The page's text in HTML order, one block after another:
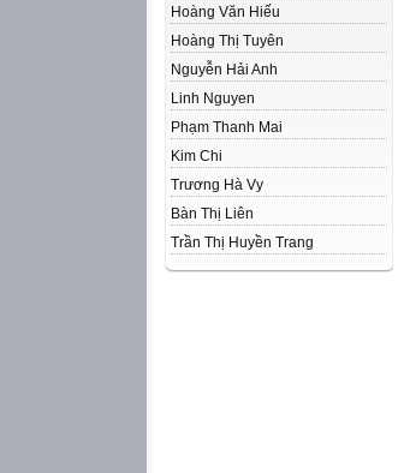
Hoàng Văn Hiếu
Hoàng Thị Tuyên
Nguyễn Hải Anh
Linh Nguyen
Phạm Thanh Mai
Kim Chi
Trương Hà Vy
Bàn Thị Liên
Trần Thị Huyền Trang